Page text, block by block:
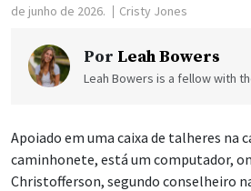
de junho de 2026.
Cristy Jones
Por Leah Bowers
Leah Bowers is a fellow with
Apoiado em uma caixa de talheres na
caminhonete, está um computador,
Christofferson, segundo conselheiro